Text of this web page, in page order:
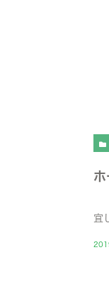
ホ
宜